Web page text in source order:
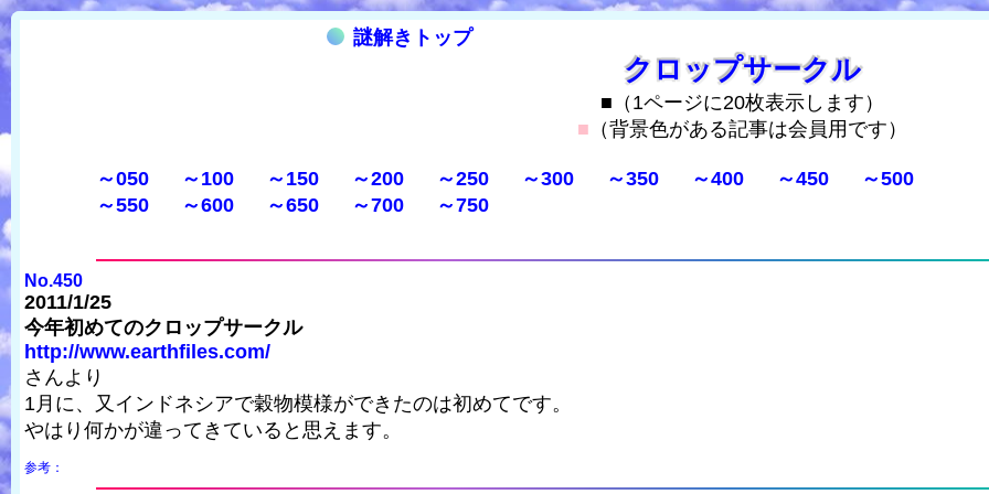
謎解きトップ
クロップサークル
■（1ページに20枚表示します）
■ （背景色がある記事は会員用です）
～050 ～100 ～150 ～200 ～250 ～300 ～350 ～400 ～450
～500
～550
～600 ～650 ～700 ～750
No.450
2011/1/25
今年初めてのクロップサークル
http://www.earthfiles.com/
さんより
1月に、又インドネシアで穀物模様ができたのは初めてです。
やはり何かが違ってきていると思えます。
参考：